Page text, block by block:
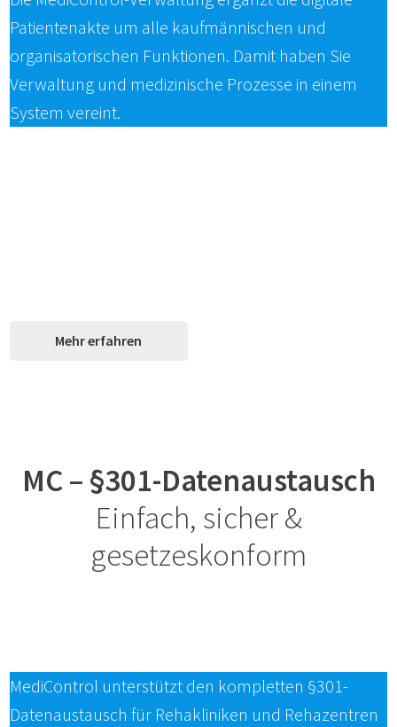
Patientenakte um alle kaufmännischen und
organisatorischen Funktionen. Damit haben Sie
Verwaltung und medizinische Prozesse in einem
System vereint.
Mehr erfahren
MC – §301-Datenaustausch
Einfach, sicher &
gesetzeskonform
MediControl unterstützt den kompletten §301-
Datenaustausch für Rehakliniken und Rehazentren